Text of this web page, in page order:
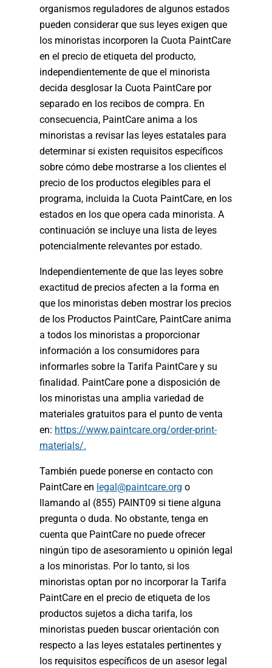
organismos reguladores de algunos estados
pueden considerar que sus leyes exigen que
los minoristas incorporen la Cuota PaintCare
en el precio de etiqueta del producto,
independientemente de que el minorista
decida desglosar la Cuota PaintCare por
separado en los recibos de compra. En
consecuencia, PaintCare anima a los
minoristas a revisar las leyes estatales para
determinar si existen requisitos específicos
sobre cómo debe mostrarse a los clientes el
precio de los productos elegibles para el
programa, incluida la Cuota PaintCare, en los
estados en los que opera cada minorista. A
continuación se incluye una lista de leyes
potencialmente relevantes por estado.
Independientemente de que las leyes sobre
exactitud de precios afecten a la forma en
que los minoristas deben mostrar los precios
de los Productos PaintCare, PaintCare anima
a todos los minoristas a proporcionar
información a los consumidores para
informarles sobre la Tarifa PaintCare y su
finalidad. PaintCare pone a disposición de
los minoristas una amplia variedad de
materiales gratuitos para el punto de venta
en: https://www.paintcare.org/order-print-
materials/.
También puede ponerse en contacto con
PaintCare en legal@paintcare.org o
llamando al (855) PAINT09 si tiene alguna
pregunta o duda. No obstante, tenga en
cuenta que PaintCare no puede ofrecer
ningún tipo de asesoramiento u opinión legal
a los minoristas. Por lo tanto, si los
minoristas optan por no incorporar la Tarifa
PaintCare en el precio de etiqueta de los
productos sujetos a dicha tarifa, los
minoristas pueden buscar orientación con
respecto a las leyes estatales pertinentes y
los requisitos específicos de un asesor legal